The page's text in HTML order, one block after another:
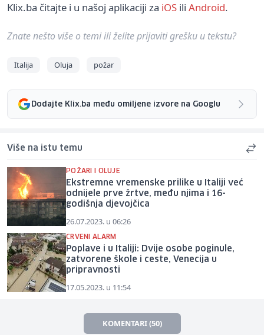
Klix.ba čitajte i u našoj aplikaciji za iOS ili Android.
Znate nešto više o temi ili želite prijaviti grešku u tekstu?
Italija Oluja požar
Dodajte Klix.ba među omiljene izvore na Googlu
Više na istu temu
POŽARI I OLUJE
Ekstremne vremenske prilike u Italiji već
odnijele prve žrtve, među njima i 16-
godišnja djevojčica
26.07.2023. u 06:26
CRVENI ALARM
Poplave i u Italiji: Dvije osobe poginule,
zatvorene škole i ceste, Venecija u
pripravnosti
17.05.2023. u 11:54
KOMENTARI (50)